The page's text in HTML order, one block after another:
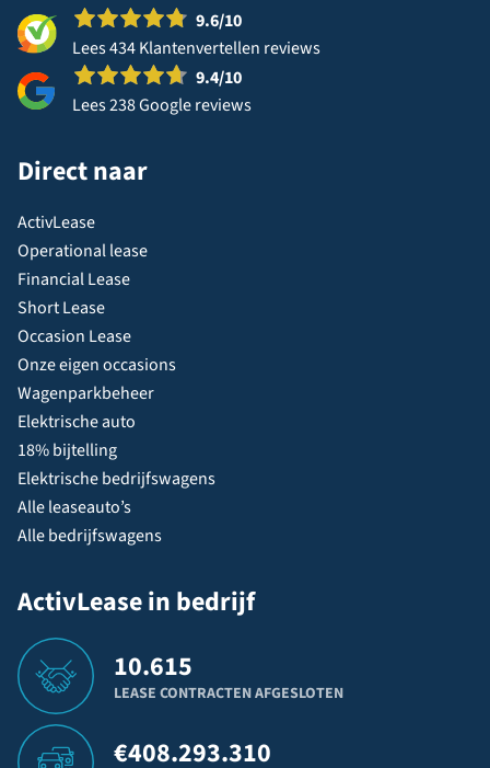
9.6/10
Lees 434 Klantenvertellen reviews
9.4/10
Lees 238 Google reviews
Direct naar
ActivLease
Operational lease
Financial Lease
Short Lease
Occasion Lease
Onze eigen occasions
Wagenparkbeheer
Elektrische auto
18% bijtelling
Elektrische bedrijfswagens
Alle leaseauto’s
Alle bedrijfswagens
ActivLease in bedrijf
10.615
LEASE CONTRACTEN AFGESLOTEN
€408.293.310